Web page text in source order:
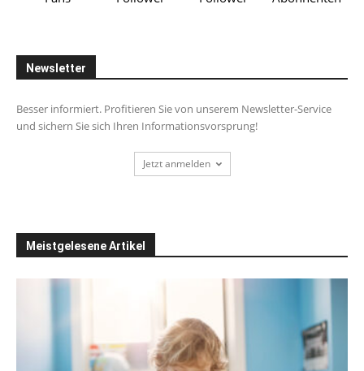
Newsletter
Besser informiert. Profitieren Sie von unserem Newsletter-Service
und sichern Sie sich Ihren Informationsvorsprung!
Jetzt anmelden
Meistgelesene Artikel